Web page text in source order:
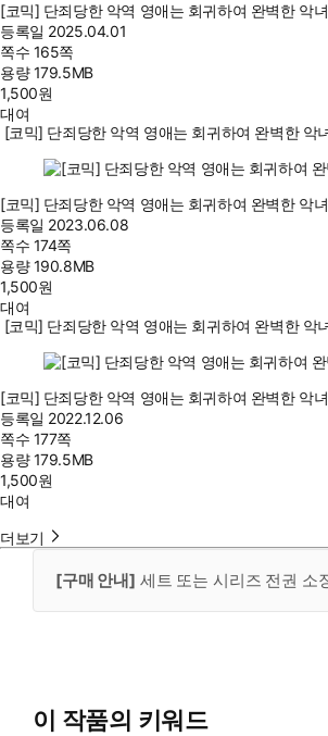
[코믹] 단죄당한 악역 영애는 회귀하여 완벽한 악
등록일 2025.04.01
쪽수 165쪽
용량179.5MB
1,500원
대여
[코믹] 단죄당한 악역 영애는 회귀하여 완벽한 악
[코믹] 단죄당한 악역 영애는 회귀하여 완벽한 악
등록일 2023.06.08
쪽수 174쪽
용량190.8MB
1,500원
대여
[코믹] 단죄당한 악역 영애는 회귀하여 완벽한 악
[코믹] 단죄당한 악역 영애는 회귀하여 완벽한 악
등록일 2022.12.06
쪽수 177쪽
용량179.5MB
1,500원
대여
더보기
[구매 안내] 세트 또는 시리즈 전권 소
이 작품의 키워드